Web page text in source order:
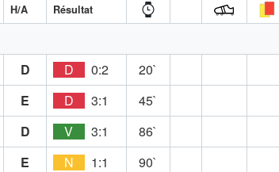
H/A Résultat
D D 0:2
20`
E D 3:1
45`
D V 3:1
86`
E N 1:1
90`